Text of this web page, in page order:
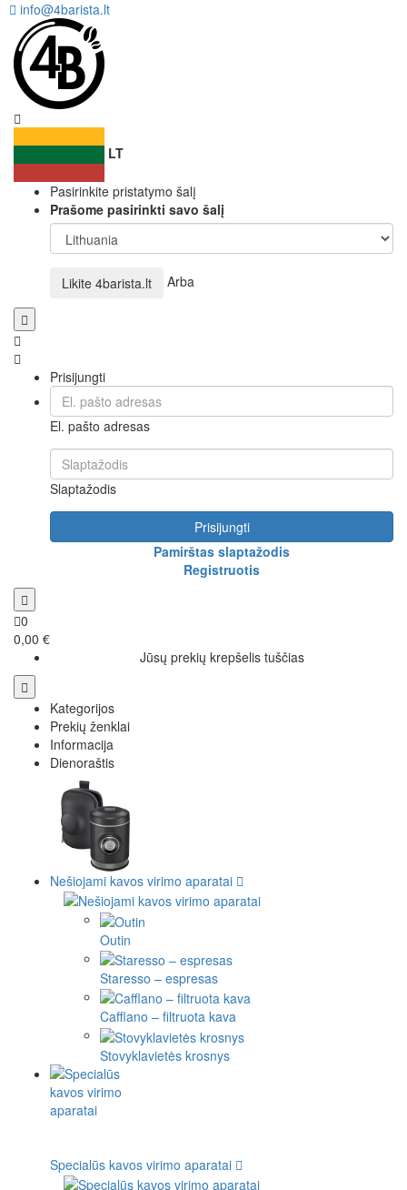
info@4barista.lt
LT
Pasirinkite pristatymo šalį
Prašome pasirinkti savo šalį
Likite 4barista.lt Arba
Prisijungti
El. pašto adresas
Slaptažodis
Prisijungti
Pamirštas slaptažodis
Registruotis
0
0,00 €
Jūsų prekių krepšelis tuščias
Kategorijos
Prekių ženklai
Informacija
Dienoraštis
Nešiojami kavos virimo aparatai
Outin
Staresso – espresas
Cafflano – filtruota kava
Stovyklavietės krosnys
Specialūs kavos virimo aparatai